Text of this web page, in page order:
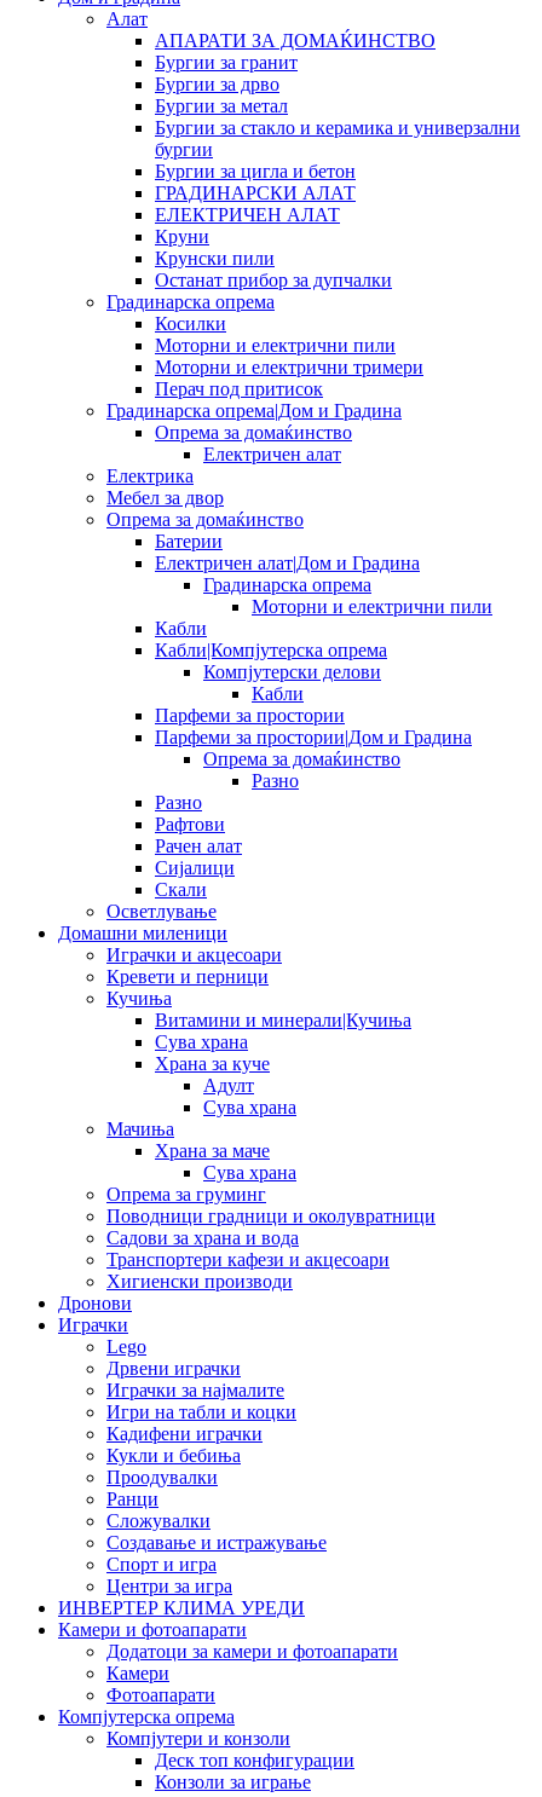
Алат
АПАРАТИ ЗА ДОМАЌИНСТВО
Бургии за гранит
Бургии за дрво
Бургии за метал
Бургии за стакло и керамика и универзални
бургии
Бургии за цигла и бетон
ГРАДИНАРСКИ АЛАТ
ЕЛЕКТРИЧЕН АЛАТ
Круни
Крунски пили
Останат прибор за дупчалки
Градинарска опрема
Косилки
Моторни и електрични пили
Моторни и електрични тримери
Перач под притисок
Градинарска опрема|Дом и Градина
Опрема за домаќинство
Електричен алат
Електрика
Мебел за двор
Опрема за домаќинство
Батерии
Електричен алат|Дом и Градина
Градинарска опрема
Моторни и електрични пили
Кабли
Кабли|Компјутерска опрема
Компјутерски делови
Кабли
Парфеми за простории
Парфеми за простории|Дом и Градина
Опрема за домаќинство
Разно
Разно
Рафтови
Рачен алат
Сијалици
Скали
Осветлување
Домашни миленици
Играчки и акцесоари
Кревети и перници
Кучиња
Витамини и минерали|Кучиња
Сува храна
Храна за куче
Адулт
Сува храна
Мачиња
Храна за маче
Сува храна
Опрема за груминг
Поводници градници и околувратници
Садови за храна и вода
Транспортери кафези и акцесоари
Хигиенски производи
Дронови
Играчки
Lego
Дрвени играчки
Играчки за најмалите
Игри на табли и коцки
Кадифени играчки
Кукли и бебиња
Проодувалки
Ранци
Сложувалки
Создавање и истражување
Спорт и игра
Центри за игра
ИНВЕРТЕР КЛИМА УРЕДИ
Камери и фотоапарати
Додатоци за камери и фотоапарати
Камери
Фотоапарати
Компјутерска опрема
Компјутери и конзоли
Деск топ конфигурации
Конзоли за играње